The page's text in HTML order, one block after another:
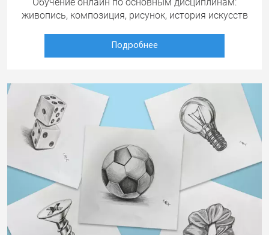
живопись, композиция, рисунок, история искусств
Подробнее